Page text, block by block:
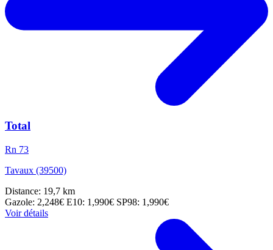
Total
Rn 73
Tavaux (39500)
Distance: 19,7 km
Gazole: 2,248€ E10: 1,990€ SP98: 1,990€
Voir détails